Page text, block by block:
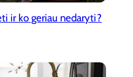
ir ko geriau nedaryti?